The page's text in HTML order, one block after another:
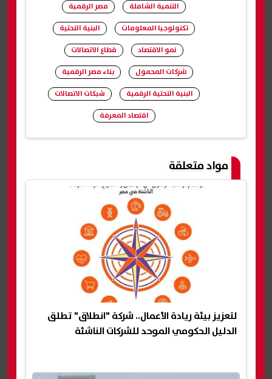
التنمية الشاملة
مصر الرقمية
تكنولوجيا المعلومات
البنية التحتية
نمو الاقتصاد
قطاع الاتصالات
شركات المحمول
بناء مصر الرقمية
البنية التحتية الرقمية
شبكات الاتصالات
اقتصاد المعرفة
مواد متعلقة
لتعزيز بيئة ريادة الأعمال.. شركة "انطلاق" تطلق
الدليل الحكومي الموحد للشركات الناشئة